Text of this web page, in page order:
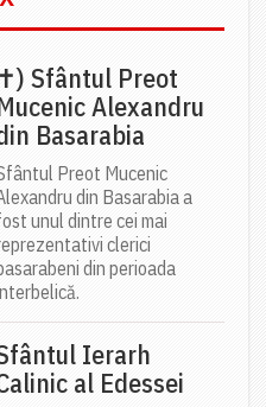
✝) Sfântul Preot
Alexandru
Basarabia
Preot Mucenic
din Basarabia a
unul dintre cei mai
clerici
din perioada
Ierarh
al Edessei